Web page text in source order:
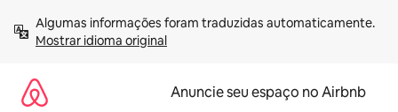
para
Mostrar idioma original
Anuncie seu espaço no Airbnb